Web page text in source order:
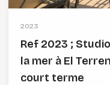
2023
Ref 2023 ;
la mer à El
court terme